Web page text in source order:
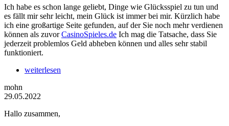
Ich habe es schon lange geliebt, Dinge wie Glücksspiel zu tun und
es fällt mir sehr leicht, mein Glück ist immer bei mir. Kürzlich habe
ich eine großartige Seite gefunden, auf der Sie noch mehr verdienen
können als zuvorCasinoSpieles.de Ich mag die Tatsache, dass Sie
jederzeit problemlos Geld abheben können und alles sehr stabil
funktioniert.
weiterlesen
mohn
29.05.2022
Hallo zusammen,